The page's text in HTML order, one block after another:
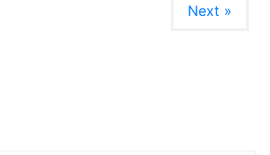
Next »